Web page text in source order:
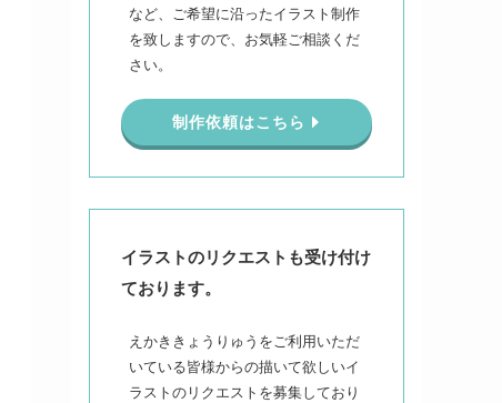
など、ご希望に沿ったイラスト制作
を致しますので、お気軽ご相談くだ
さい。
制作依頼はこちら
イラストのリクエストも受け付け
ております。
えかききょうりゅうをご利用いただ
いている皆様からの描いて欲しいイ
ラストのリクエストを募集しており